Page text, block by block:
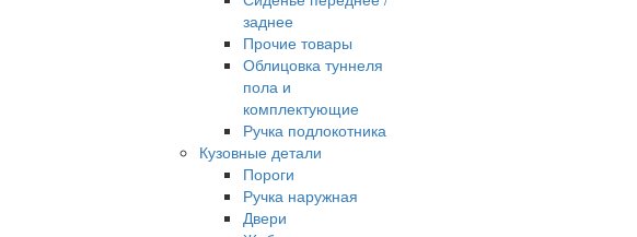
заднее
Прочие товары
Облицовка туннеля
пола и
комплектующие
Ручка подлокотника
Кузовные детали
Пороги
Ручка наружная
Двери